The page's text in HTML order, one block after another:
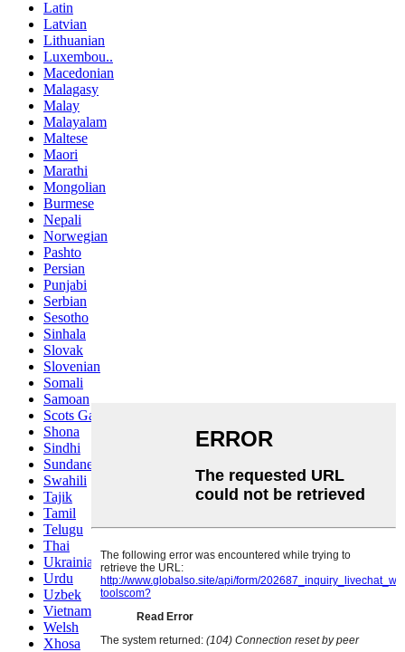
Latin
Latvian
Lithuanian
Luxembou..
Macedonian
Malagasy
Malay
Malayalam
Maltese
Maori
Marathi
Mongolian
Burmese
Nepali
Norwegian
Pashto
Persian
Punjabi
Serbian
Sesotho
Sinhala
Slovak
Slovenian
Somali
Samoan
Scots Gaelic
Shona
Sindhi
Sundanese
Swahili
Tajik
Tamil
Telugu
Thai
Ukrainian
Urdu
Uzbek
Vietnamese
Welsh
Xhosa